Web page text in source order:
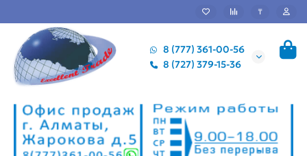
₸
8 (777) 361-00-56
8 (727) 379-15-36